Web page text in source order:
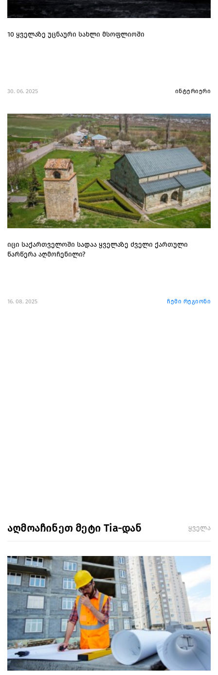
10 ყველაზე უცნაური სახლი მსოფლიოში
30. 06. 2025 ინტერიერი
იცი საქართველოში სადაა ყველაზე ძველი ქართული
წარწერა აღმოჩენილი?
16. 08. 2025 ჩემი რეგიონი
აღმოაჩინეთ მეტი Tia-დან ყველა